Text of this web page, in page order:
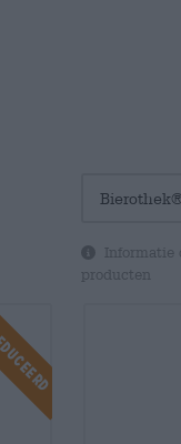
Informatie
producten